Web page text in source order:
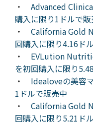
・ Advanced
購入に限り1ドルで販
・ California Gold
回購入に限り4.16ド
・ EVLution
を初回購入に限り
・ Idealoveの美容
1ドルで販売中
・ California Gold
回購入に限り5.21ド